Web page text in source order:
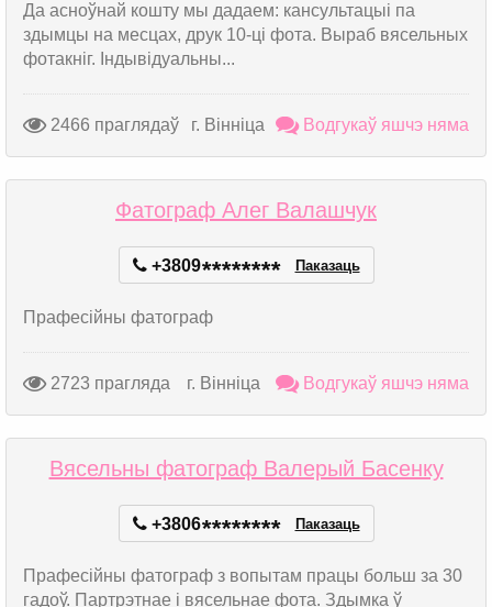
Да асноўнай кошту мы дадаем: кансультацыі па
здымцы на месцах, друк 10-ці фота. Выраб вясельных
фотакніг. Індывідуальны...
2466 праглядаў г. Вінніца Водгукаў яшчэ няма
Фатограф Алег Валашчук
+3809******** Паказаць
Прафесійны фатограф
2723 прагляда г. Вінніца Водгукаў яшчэ няма
Вясельны фатограф Валерый Басенку
+3806******** Паказаць
Прафесійны фатограф з вопытам працы больш за 30
гадоў. Партрэтнае і вясельнае фота. Здымка ў